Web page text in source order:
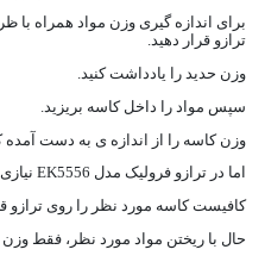
برای اندازه گیری وزن مواد همراه با
ترازو قرار دهید.
وزن حدید را یادداشت کنید.
سپس مواد را داخل کاسه بریزید.
وزن کاسه را از اندازه ی به دست آمده
اما در ترازو فرولیک مدل EK5556 نیازی به اینهمه زحمت و اندازه گیری نیست!
کافیست کاسه مورد نظر را روی ترازو
حال با ریختن مواد مورد نظر، فقط